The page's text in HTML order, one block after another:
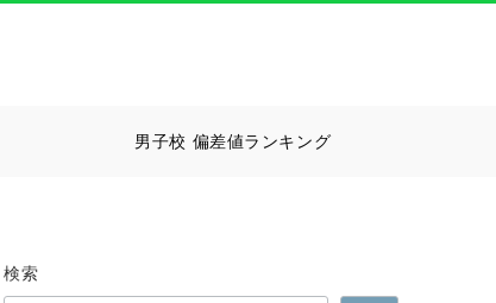
男子校 偏差値ランキング
検索